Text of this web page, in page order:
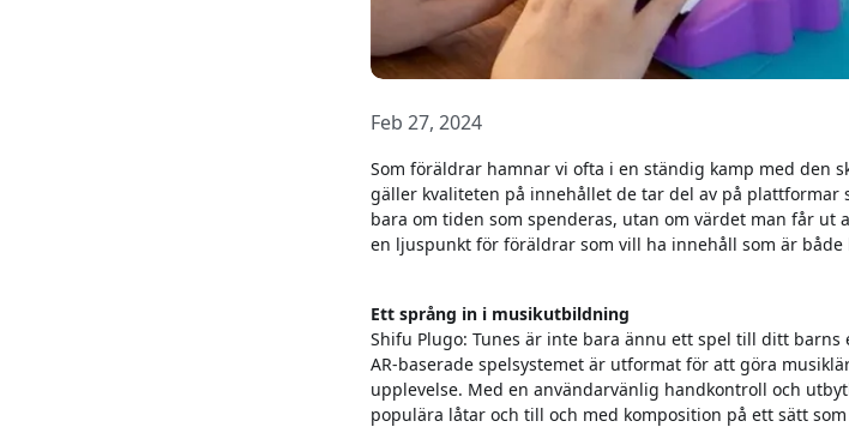
Feb 27, 2024
Som föräldrar hamnar vi ofta i en ständig kamp med den
gäller kvaliteten på innehållet de tar del av på plattformar
bara om tiden som spenderas, utan om värdet man får ut
en ljuspunkt för föräldrar som vill ha innehåll som är
Ett språng in i musikutbildning
Shifu Plugo: Tunes är inte bara ännu ett spel till ditt
AR-baserade spelsystemet är utformat för att göra
upplevelse. Med en användarvänlig handkontroll och
populära låtar och till och med komposition på ett sätt